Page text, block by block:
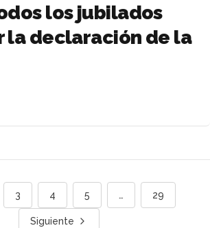
los jubilados
la declaración de la
3 4 5 … 29
Siguiente